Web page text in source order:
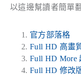
以這邊幫讀者簡單
官方部落格
Full HD 高畫
Full HD More
Full HD 修改